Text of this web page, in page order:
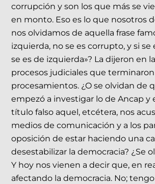
corrupción y son los que más se
en monto. Eso es lo que nosotros
nos olvidamos de aquella frase
izquierda, no se es corrupto, y si
se es de izquierda»? La dijeron en
procesos judiciales que
procesamientos. ¿O se olvidan de
empezó a investigar lo de Ancap y
título falso aquel, etcétera, nos
medios de comunicación y a los
oposición de estar haciendo una
desestabilizar la democracia? ¿Se
Y hoy nos vienen a decir que, en
afectando la democracia. No;